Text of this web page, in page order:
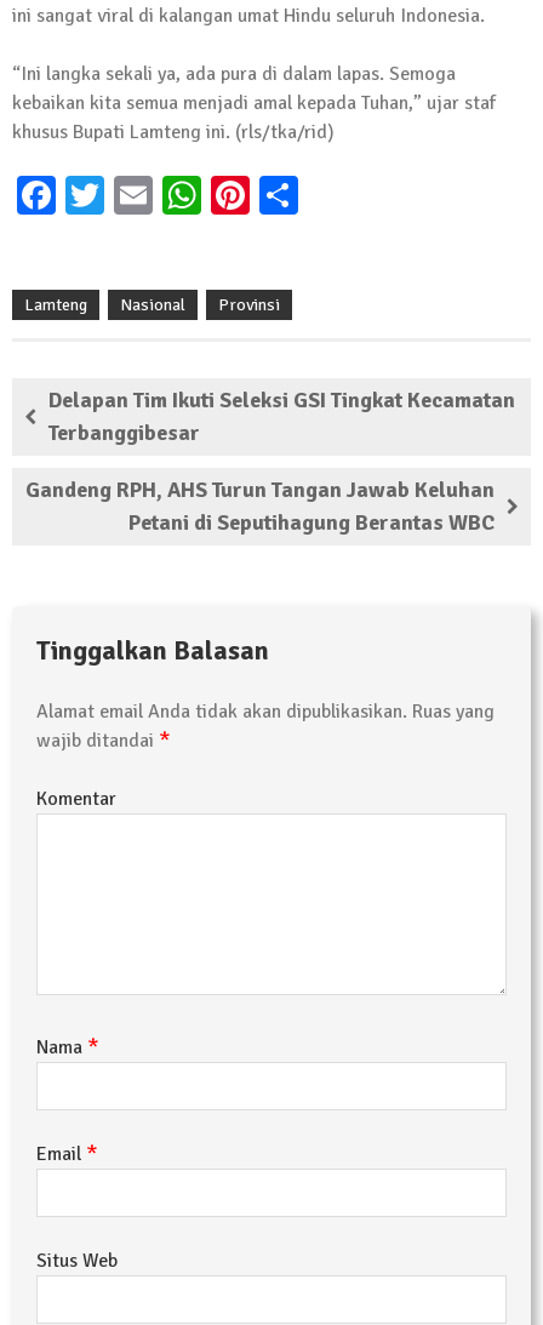
ini sangat viral di kalangan umat Hindu seluruh Indonesia.
“Ini langka sekali ya, ada pura di dalam lapas. Semoga
kebaikan kita semua menjadi amal kepada Tuhan,” ujar staf
khusus Bupati Lamteng ini. (rls/tka/rid)
Facebook
Twitter
EmailWhatsApp
Pinterest
Lamteng Nasional Provinsi
Delapan Tim Ikuti Seleksi GSI Tingkat Kecamatan
Terbanggibesar
Gandeng RPH, AHS Turun Tangan Jawab Keluhan
Petani di Seputihagung Berantas WBC
Tinggalkan Balasan
Alamat email Anda tidak akan dipublikasikan. Ruas yang
wajib ditandai *
Komentar
Nama *
Email *
Situs Web